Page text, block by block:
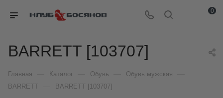
0
BARRETT [103707]
Главная Каталог Обувь Обувь мужская
BARRETT BARRETT [103707]